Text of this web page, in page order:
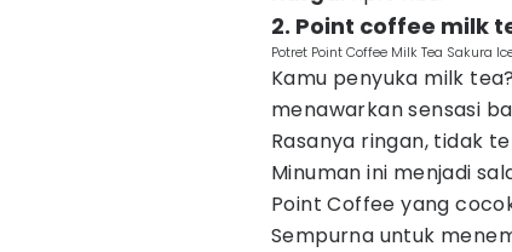
2. Point coffee milk
Potret Point Coffee Milk Tea Sakura
Kamu penyuka milk
menawarkan sensasi
Rasanya ringan, tidak
Minuman ini menjadi
Point Coffee yang
Sempurna untuk